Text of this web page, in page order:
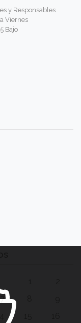
y Responsables
Viernes
Bajo
7